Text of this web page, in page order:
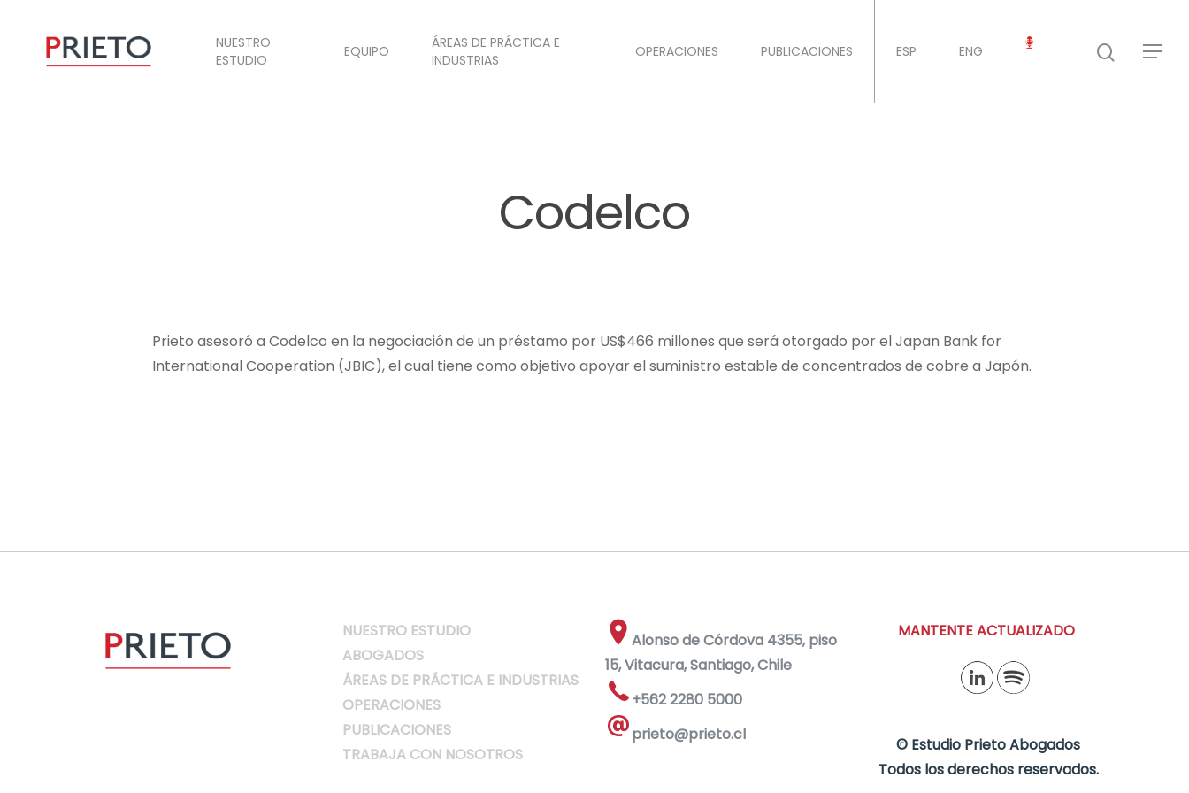
NUESTRO
ESTUDIO
EQUIPO
ÁREAS DE PRÁCTICA E
INDUSTRIAS
OPERACIONES PUBLICACIONES ESP ENG
Codelco
Prieto asesoró a Codelco en la negociación de un préstamo por US$466 millones que será otorgado por el Japan Bank for
International Cooperation (JBIC), el cual tiene como objetivo apoyar el suministro estable de concentrados de cobre a Japón.
NUESTRO ESTUDIO
ABOGADOS
ÁREAS DE PRÁCTICA E INDUSTRIAS
OPERACIONES
PUBLICACIONES
TRABAJA CON NOSOTROS
Alonso de Córdova 4355, piso
15, Vitacura, Santiago, Chile
+562 2280 5000
prieto@prieto.cl
MANTENTE ACTUALIZADO
© Estudio Prieto Abogados
Todos los derechos reservados.